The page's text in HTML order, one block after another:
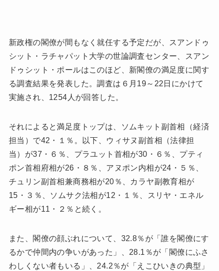
新政権の閣僚が間もなく就任する予定だが、スアンドゥ
シット・ラチャパット大学の世論調査センター、スアン
ドゥシット・ポールはこのほど、新閣僚の満足度に関す
る調査結果を発表した。調査は６月19～22日にかけて
実施され、1254人が回答した。
それによると満足度トップは、ソムキット副首相（経済
担当）で42・１％。以下、ウィサヌ副首相（法律担
当）が37・６％、プラユット首相が30・６％、プティ
ポン首相府相が26・８％、アヌポン内相が24・５％、
チュリン副首相兼商務相が20％、カラヤ副教育相が
15・３％、ソムサク法相が12・１％、スリヤ・エネル
ギー相が11・２％と続く。
また、閣僚の顔ぶれについて、32.8％が「誰を閣僚にす
るかで仲間内の争いがあった」、28.1％が「閣僚にふさ
わしくない者もいる」、24.2％が「えこひいきの典型」